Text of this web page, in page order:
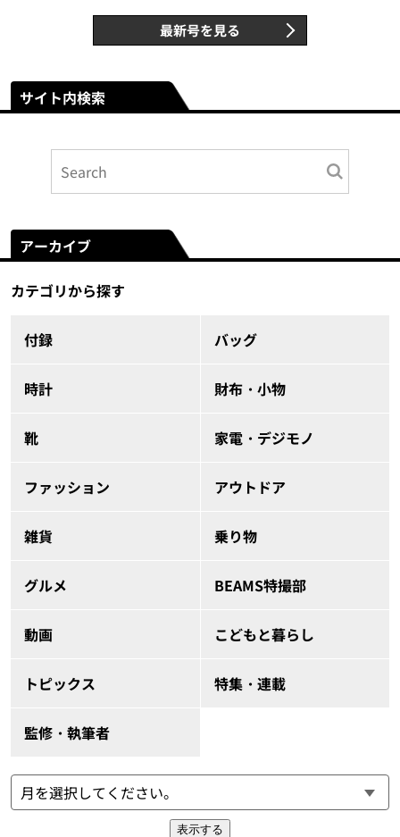
最新号を見る
サイト内検索
アーカイブ
カテゴリから探す
付録 バッグ
時計 財布・小物
靴 家電・デジモノ
ファッション アウトドア
雑貨 乗り物
グルメ BEAMS特撮部
動画 こどもと暮らし
トピックス 特集・連載
監修・執筆者
表示する